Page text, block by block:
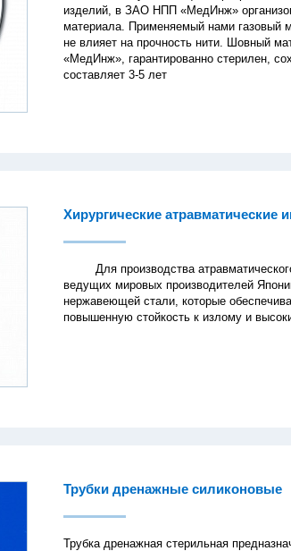
изделий, в ЗАО НПП «МедИнж»
материала. Применяемый нами газовый
не влияет на прочность нити. Шовный
«МедИнж», гарантированно стерилен,
составляет 3-5 лет
Хирургические атравматические
Для производства
ведущих мировых производителей
нержавеющей стали, которые
повышенную стойкость к излому и
Трубки дренажные силиконовые
Трубка дренажная стерильная